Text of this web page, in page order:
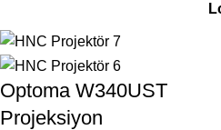
Optoma W340UST
Projeksiyon